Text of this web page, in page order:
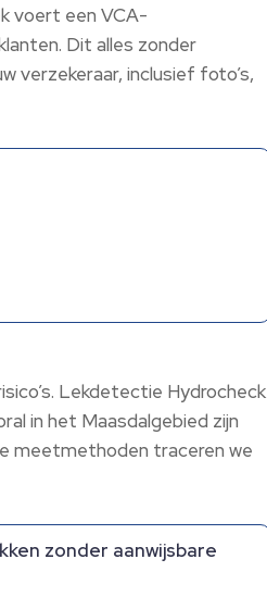
voert een VCA-
Dit alles zonder
verzekeraar, inclusief foto’s,
Lekdetectie Hydrocheck
in het Maasdalgebied zijn
meetmethoden traceren we
zonder aanwijsbare